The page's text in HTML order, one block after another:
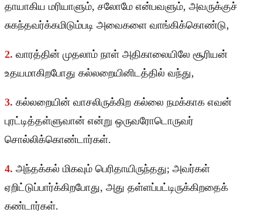
தாயாகிய மரியாளும், சலோமே என்பவளும், அவருக்குச்
சுகந்தவர்க்கமிடும்படி அவைகளை வாங்கிக்கொண்டு,
2. வாரத்தின் முதலாம் நாள் அதிகாலையிலே சூரியன்
உதயமாகிறபோது கல்லறையினிடத்தில் வந்து,
3. கல்லறையின் வாசலிருக்கிற கல்லை நமக்காக எவன்
புரட்டித்தள்ளுவான் என்று ஒருவரோடொருவர்
சொல்லிக்கொண்டார்கள்.
4. அந்தக்கல் மிகவும் பெரிதாயிருந்தது; அவர்கள்
ஏறிட்டுப்பார்க்கிறபோது, அது தள்ளப்பட்டிருக்கிறதைக்
கண்டார்கள்.